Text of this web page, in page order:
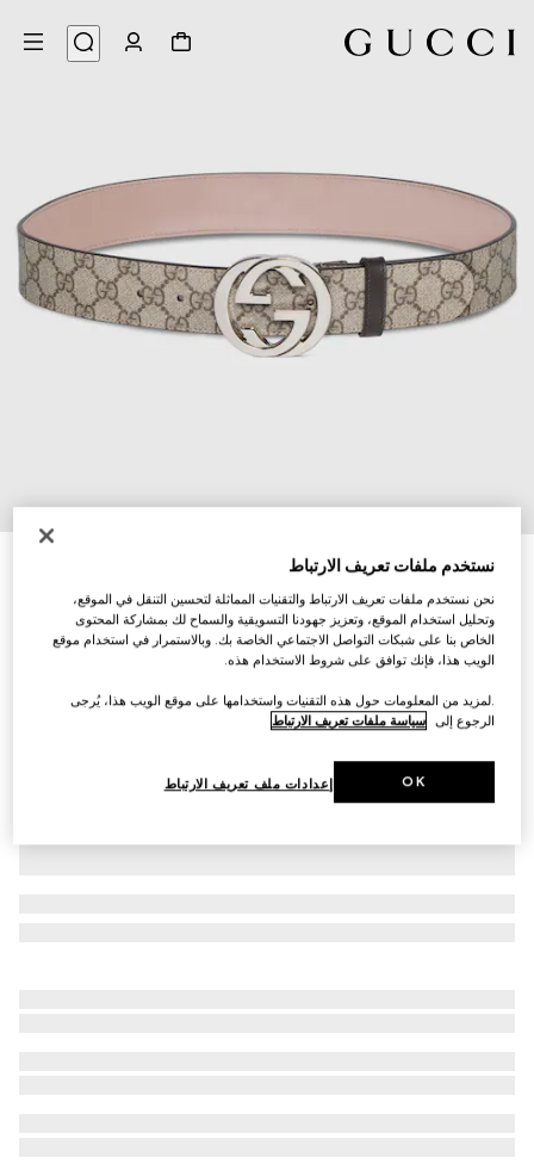
التخصيص بالأحرف الأولى
حزام مع مشبك G المتشابك
تنويعاتجي جي سوبريم
نستخدم ملفات تعريف الارتباط
نحن نستخدم ملفات تعريف الارتباط والتقنيات المماثلة لتحسين التنقل في الموقع،
وتحليل استخدام الموقع، وتعزيز جهودنا التسويقية والسماح لك بمشاركة المحتوى
الخاص بنا على شبكات التواصل الاجتماعي الخاصة بك. وبالاستمرار في استخدام موقع
الويب هذا، فإنك توافق على شروط الاستخدام هذه.
.لمزيد من المعلومات حول هذه التقنيات واستخدامها على موقع الويب هذا، يُرجى
الرجوع إلى سياسة ملفات تعريف الارتباط
إعدادات ملف تعريف الارتباط OK